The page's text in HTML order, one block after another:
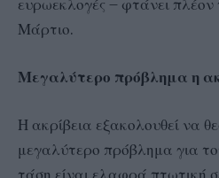
ευρωεκλογές – φτάνει
Μάρτιο.
Μεγαλύτερο πρόβλημα η
Η ακρίβεια εξακολουθεί να
μεγαλύτερο πρόβλημα για